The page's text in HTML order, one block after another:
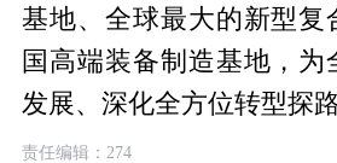
基地、全球最大的新型复
国高端装备制造基地，为
发展、深化全方位转型探
责任编辑：274